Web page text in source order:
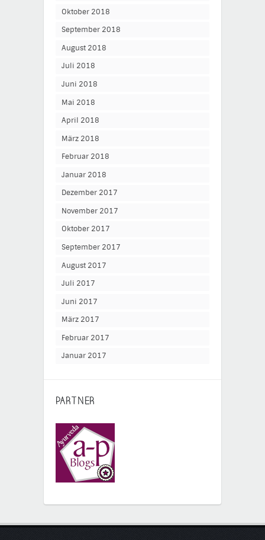
Oktober 2018
September 2018
August 2018
Juli 2018
Juni 2018
Mai 2018
April 2018
März 2018
Februar 2018
Januar 2018
Dezember 2017
November 2017
Oktober 2017
September 2017
August 2017
Juli 2017
Juni 2017
März 2017
Februar 2017
Januar 2017
PARTNER